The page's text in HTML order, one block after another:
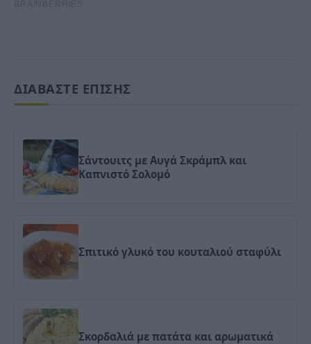
ΔΙΑΒΑΣΤΕ ΕΠΙΣΗΣ
Σάντουιτς με Αυγά Σκράμπλ και
Καπνιστό Σολομό
Σπιτικό γλυκό του κουταλιού σταφύλι
Σκορδαλιά με πατάτα και αρωματικά